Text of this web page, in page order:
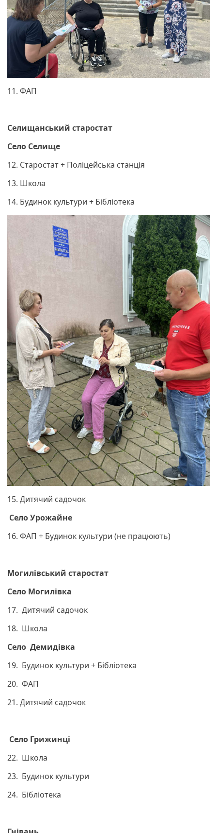
11. ФАП
Селищанський старостат
Село Селище
12. Старостат + Поліцейська станція
13. Школа
14. Будинок культури + Бібліотека
15. Дитячий садочок
Село Урожайне
16. ФАП + Будинок культури (не працюють)
Могилівський старостат
Село Могилівка
17. Дитячий садочок
18. Школа
Село Демидівка
19. Будинок культури + Бібліотека
20. ФАП
21. Дитячий садочок
Село Грижинці
22. Школа
23. Будинок культури
24. Бібліотека